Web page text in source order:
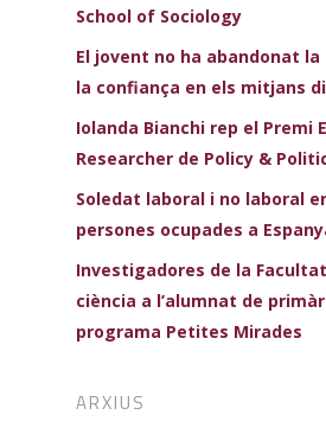
School of Sociology
El jovent no ha abandonat
la confiança en els mitjans
Iolanda Bianchi rep el Premi
Researcher de Policy &
Soledat laboral i no laboral
persones ocupades a
Investigadores de la
ciència a l’alumnat de
programa Petites Mirades
ARXIUS